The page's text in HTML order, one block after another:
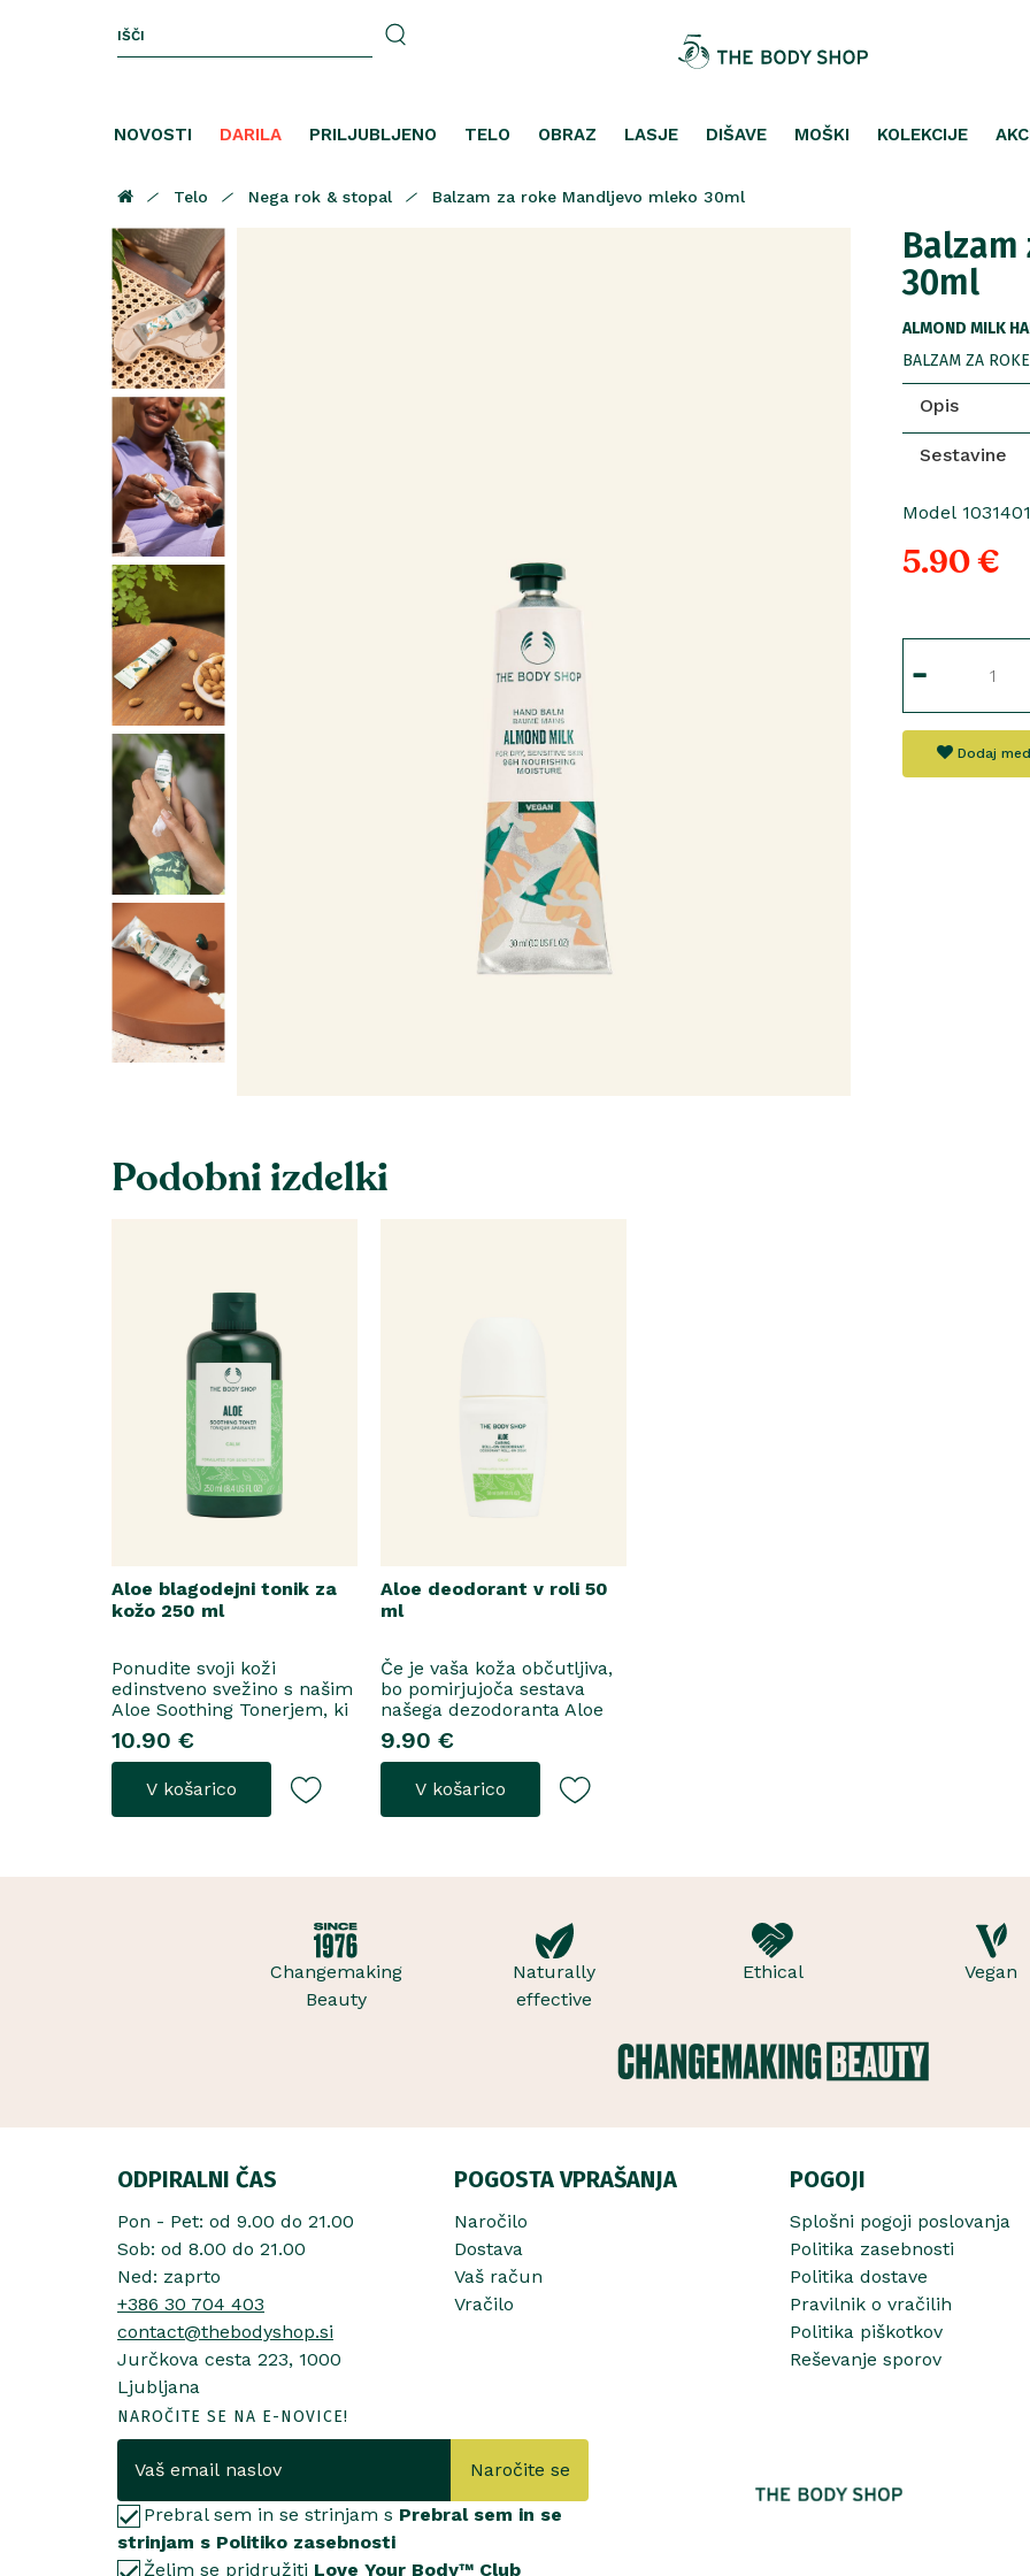
NOVOSTI DARILA PRILJUBLJENO TELO OBRAZ LASJE DIŠAVE MOŠKI KOLEKCIJE
Telo Nega rok & stopal Balzam za roke Mandljevo mleko 30ml
30ml
ALMOND MILK
BALZAM ZA
Opis
Sestavine
Model 1031401
5.90 €
Dodaj
Podobni izdelki
Aloe blagodejni tonik za
kožo 250 ml
Ponudite svoji koži
edinstveno svežino s našim
Aloe Soothing Tonerjem, ki
odstrani vse preostale
nečistoče po čiščenju
obraza.Ta nežna in vodena
formula očisti kožo, ne da
bi ji odvzela esencialno
nadlež..
10.90 €
V košarico
Aloe deodorant v roli 50
ml
Če je vaša koža občutljiva,
bo pomirjujoča sestava
našega dezodoranta Aloe
Caring Roll-On pomladila
vašo kožo, hkrati pa jo
ohranila svežo in čisto.
Formula, ki jo poznate in
imate radi, je tu, da okrepi
9.90 €
V košarico
Changemaking
Beauty
Naturally
effective
Ethical Vegan
ODPIRALNI ČAS
Pon - Pet: od 9.00 do 21.00
Sob: od 8.00 do 21.00
Ned: zaprto
+386 30 704 403
contact@thebodyshop.si
Jurčkova cesta 223, 1000
Ljubljana
POGOSTA VPRAŠANJA
Naročilo
Dostava
Vaš račun
Vračilo
POGOJI
Splošni pogoji poslovanja
Politika zasebnosti
Politika dostave
Pravilnik o vračilih
Politika piškotkov
Reševanje sporov
NAROČITE SE NA E-NOVICE!
Naročite se
Prebral sem in se strinjam s Prebral sem in se
strinjam s Politiko zasebnosti
Želim se pridružiti Love Your Body™ Club